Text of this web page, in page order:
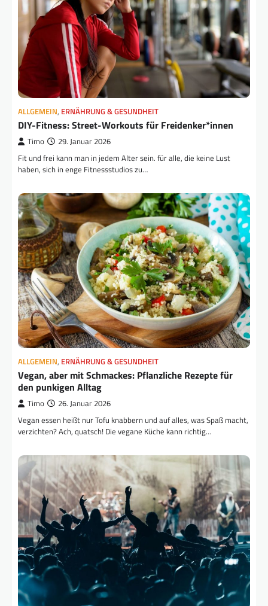
ALLGEMEIN, ERNÄHRUNG & GESUNDHEIT
DIY-Fitness: Street-Workouts für Freidenker*innen
Timo 29. Januar 2026
Fit und frei kann man in jedem Alter sein. für alle, die keine Lust
haben, sich in enge Fitnessstudios zu…
ALLGEMEIN, ERNÄHRUNG & GESUNDHEIT
Vegan, aber mit Schmackes: Pflanzliche Rezepte für
den punkigen Alltag
Timo 26. Januar 2026
Vegan essen heißt nur Tofu knabbern und auf alles, was Spaß macht,
verzichten? Ach, quatsch! Die vegane Küche kann richtig…